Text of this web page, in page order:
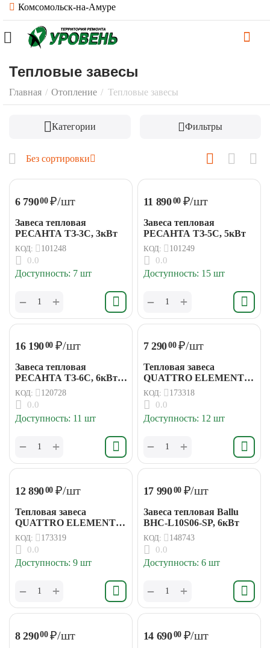
Комсомольск-на-Амуре
Тепловые завесы
Главная / Отопление / Тепловые завесы
Категории Фильтры
Без сортировки
6 79000 ₽/шт
Завеса тепловая
РЕСАНТА ТЗ-3С, 3кВт
КОД: 101248
0.0
Доступность: 7 шт
+
−
11 89000 ₽/шт
Завеса тепловая
РЕСАНТА ТЗ-5С, 5кВт
КОД: 101249
0.0
Доступность: 15 шт
+
−
16 19000 ₽/шт
Завеса тепловая
РЕСАНТА ТЗ-6С, 6кВт,с
пультом
КОД: 120728
0.0
Доступность: 11 шт
+
−
7 29000 ₽/шт
Тепловая завеса
QUATTRO ELEMENTI
QE-3000TVZ 3кВт
КОД: 173318
0.0
Доступность: 12 шт
+
−
12 89000 ₽/шт
Тепловая завеса
QUATTRO ELEMENTI
QE-5000TVZ 5кВт
КОД: 173319
0.0
Доступность: 9 шт
+
−
17 99000 ₽/шт
Завеса тепловая Ballu
BHC-L10S06-SP, 6кВт
КОД: 148743
0.0
Доступность: 6 шт
+
−
8 29000 ₽/шт 14 69000 ₽/шт